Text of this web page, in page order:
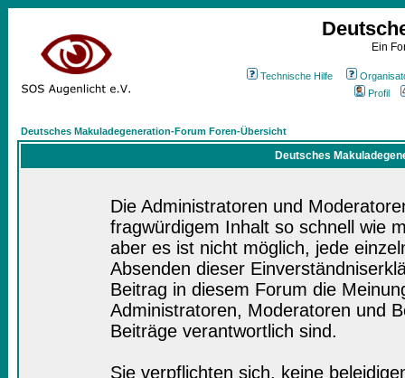
Ein
Technische Hilfe
Profil
Deutsches Makuladegeneration-Forum Foren-Übersicht
Deutsches
Die Administratoren und
fragwürdigem Inhalt so schnell wie
aber es ist nicht möglich, jede
Absenden dieser
Beitrag in diesem Forum die
Administratoren, Moderatoren und
Beiträge verantwortlich sind.
Sie verpflichten sich, keine